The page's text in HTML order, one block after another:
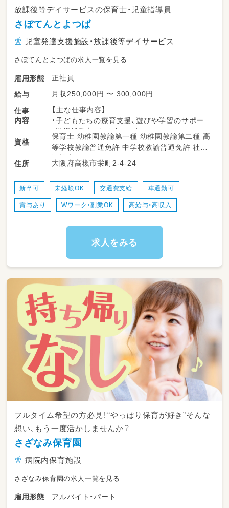
放課後等デイサービスの保育士・児童指導員
さぼてんとよつば
児童発達支援施設・放課後等デイサービス
さぼてんとよつばの求人一覧を見る
雇用形態
正社員
給与
月収250,000円 〜 300,000円
仕事
内容
【主な仕事内容】
・子どもたちの療育支援、遊びや学習のサポート
・送迎業務（できる方のみ）
・活動プログラムの企画・実施
・記録の作成、保護者対応 など
資格
保育士 幼稚園教諭第一種 幼稚園教諭第二種 高
等学校教諭普通免許 中学校教諭普通免許 社会
福祉士
住所 大阪府高槻市栄町2-4-24
新卒可 未経験OK 交通費支給 車通勤可
賞与あり Wワーク・副業OK 高給与・高収入
求人をみる
フルタイム希望の方必見！‘‘やっぱり保育が好き”そんな
想い、もう一度活かしませんか？
さざなみ保育園
病院内保育施設
さざなみ保育園の求人一覧を見る
雇用形態
アルバイト・パート